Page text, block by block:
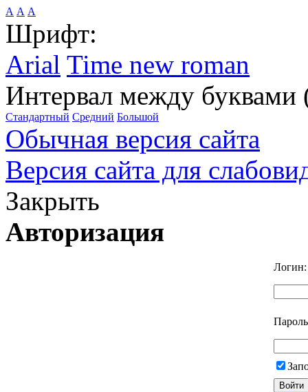
А А А
Шрифт:
Arial Time new roman
Интервал между буквами
Стандартный Средний Большой
Обычная версия сайта
Версия сайта для
Закрыть
Авторизация
Логин: